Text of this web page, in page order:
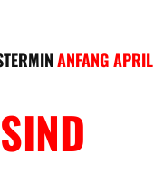
ANFANG APRIL